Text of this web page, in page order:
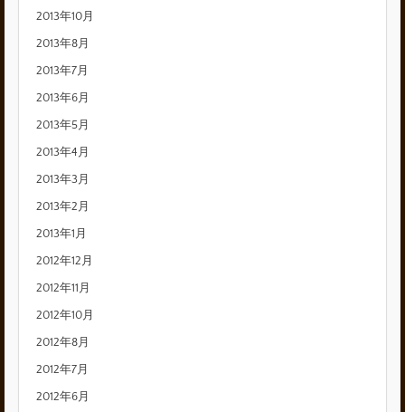
2013年10月
2013年8月
2013年7月
2013年6月
2013年5月
2013年4月
2013年3月
2013年2月
2013年1月
2012年12月
2012年11月
2012年10月
2012年8月
2012年7月
2012年6月